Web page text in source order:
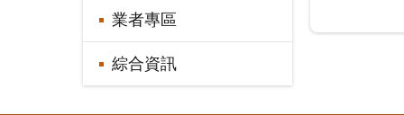
業者專區
綜合資訊